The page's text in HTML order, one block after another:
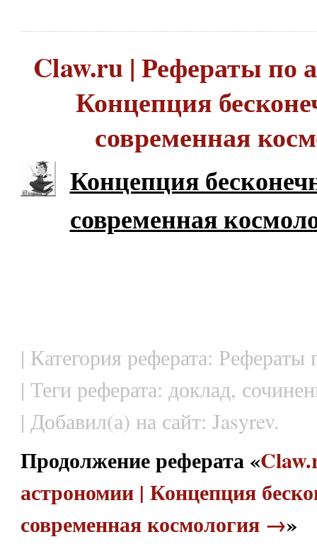
Claw.ru | Рефераты по
Концепция
современная
Концепция
современная
| Категория реферата: Рефераты
| Теги реферата: доклад,
| Добавил(а) на сайт: Jasyrev.
Продолжение реферата «
астрономии | Концепция
современная космология →»